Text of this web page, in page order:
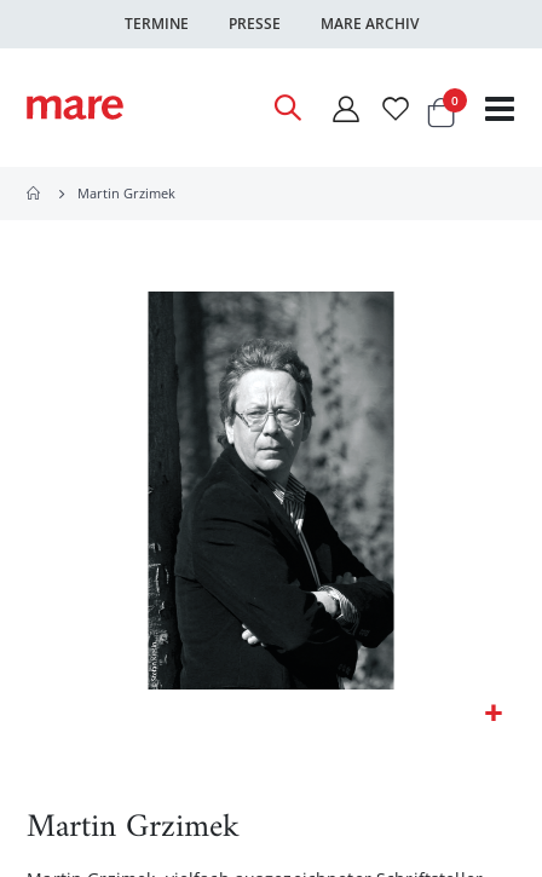
TERMINE PRESSE MARE ARCHIV
Warenkorb
0Artikel
Martin Grzimek
Bildgalerie
Martin Grzimek